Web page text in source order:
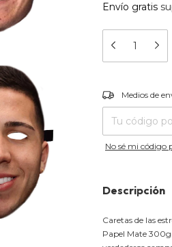
Envío gratis
Entregas para el
Medios de
No sé mi código
Descripción
Caretas de las
Papel Mate